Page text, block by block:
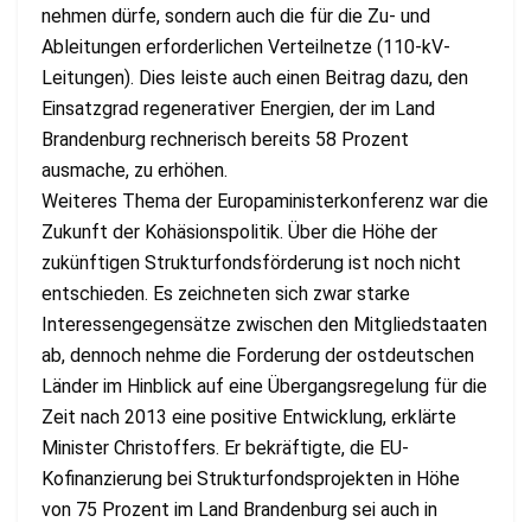
nehmen dürfe, sondern auch die für die Zu- und
Ableitungen erforderlichen Verteilnetze (110-kV-
Leitungen). Dies leiste auch einen Beitrag dazu, den
Einsatzgrad regenerativer Energien, der im Land
Brandenburg rechnerisch bereits 58 Prozent
ausmache, zu erhöhen.
Weiteres Thema der Europaministerkonferenz war die
Zukunft der Kohäsionspolitik. Über die Höhe der
zukünftigen Strukturfondsförderung ist noch nicht
entschieden. Es zeichneten sich zwar starke
Interessengegensätze zwischen den Mitgliedstaaten
ab, dennoch nehme die Forderung der ostdeutschen
Länder im Hinblick auf eine Übergangsregelung für die
Zeit nach 2013 eine positive Entwicklung, erklärte
Minister Christoffers. Er bekräftigte, die EU-
Kofinanzierung bei Strukturfondsprojekten in Höhe
von 75 Prozent im Land Brandenburg sei auch in